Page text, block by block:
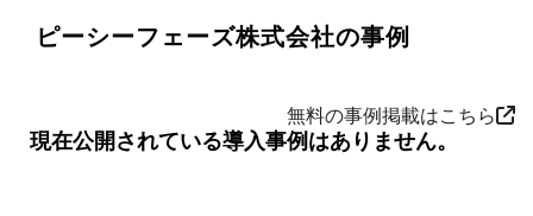
ピーシーフェーズ株式会社の事例
無料の事例掲載はこちら
現在公開されている導入事例はありません。